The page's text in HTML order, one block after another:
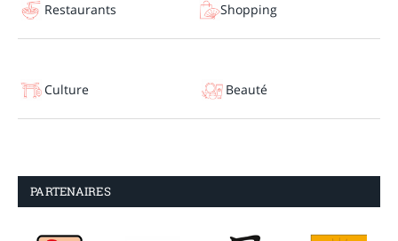
Restaurants Shopping
Culture Beauté
PARTENAIRES